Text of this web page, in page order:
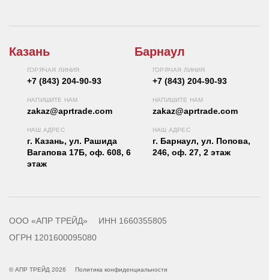
Казань
ГОРЯЧАЯ ЛИНИЯ
+7 (843) 204-90-93
НАПИШИТЕ НАМ
zakaz@aprtrade.com
НАШ АДРЕС
г. Казань, ул. Рашида
Вагапова 17Б, оф. 608, 6
этаж
Барнаул
ГОРЯЧАЯ ЛИНИЯ
+7 (843) 204-90-93
НАПИШИТЕ НАМ
zakaz@aprtrade.com
НАШ АДРЕС
г. Барнаул, ул. Попова,
246, оф. 27, 2 этаж
ООО «АПР ТРЕЙД»
ИНН 1660355805
ОГРН 1201600095080
© АПР ТРЕЙД 2026 Политика конфиденциальности